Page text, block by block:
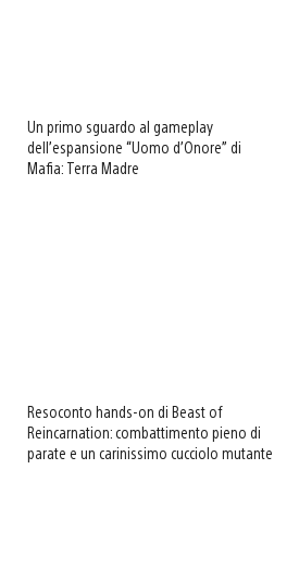
Un primo sguardo al gameplay
dell’espansione “Uomo d’Onore” di
Mafia: Terra Madre
Resoconto hands-on di Beast of
Reincarnation: combattimento pieno di
parate e un carinissimo cucciolo mutante